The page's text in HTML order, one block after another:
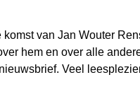
van Jan Wouter
hem en over alle
Veel